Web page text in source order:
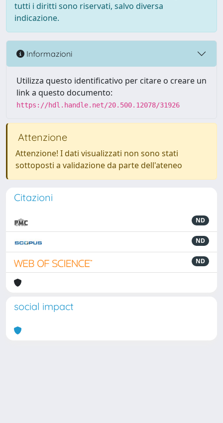
tutti i diritti sono riservati, salvo diversa
indicazione.
Informazioni
Utilizza questo identificativo per citare o creare un
link a questo documento:
https://hdl.handle.net/20.500.12078/31926
Attenzione
Attenzione! I dati visualizzati non sono stati
sottoposti a validazione da parte dell'ateneo
Citazioni
ND
ND
ND
social impact